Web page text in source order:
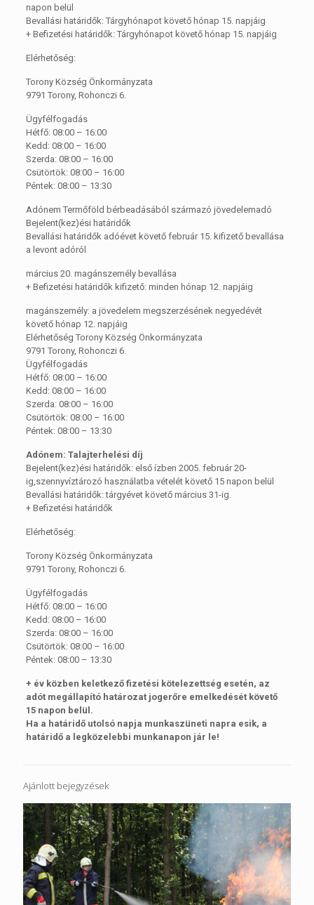
napon belül
Bevallási határidők: Tárgyhónapot követő hónap 15. napjáig
+ Befizetési határidők: Tárgyhónapot követő hónap 15. napjáig
Elérhetőség:
Torony Község Önkormányzata
9791 Torony, Rohonczi 6.
Ügyfélfogadás
Hétfő: 08:00 – 16:00
Kedd: 08:00 – 16:00
Szerda: 08:00 – 16:00
Csütörtök: 08:00 – 16:00
Péntek: 08:00 – 13:30
Adónem Termőföld bérbeadásából származó jövedelemadó
Bejelent(kez)ési határidők
Bevallási határidők adóévet követő február 15. kifizető bevallása
a levont adóról
március 20. magánszemély bevallása
+ Befizetési határidők kifizető: minden hónap 12. napjáig
magánszemély: a jövedelem megszerzésének negyedévét
követő hónap 12. napjáig
Elérhetőség Torony Község Önkormányzata
9791 Torony, Rohonczi 6.
Ügyfélfogadás
Hétfő: 08:00 – 16:00
Kedd: 08:00 – 16:00
Szerda: 08:00 – 16:00
Csütörtök: 08:00 – 16:00
Péntek: 08:00 – 13:30
Adónem: Talajterhelési díj
Bejelent(kez)ési határidők: első ízben 2005. február 20-
ig,szennyvíztározó használatba vételét követő 15 napon belül
Bevallási határidők: tárgyévet követő március 31-ig.
+ Befizetési határidők
Elérhetőség:
Torony Község Önkormányzata
9791 Torony, Rohonczi 6.
Ügyfélfogadás
Hétfő: 08:00 – 16:00
Kedd: 08:00 – 16:00
Szerda: 08:00 – 16:00
Csütörtök: 08:00 – 16:00
Péntek: 08:00 – 13:30
+ év közben keletkező fizetési kötelezettség esetén, az
adót megállapító határozat jogerőre emelkedését követő
15 napon belül.
Ha a határidő utolsó napja munkaszüneti napra esik, a
határidő a legközelebbi munkanapon jár le!
Ajánlott bejegyzések